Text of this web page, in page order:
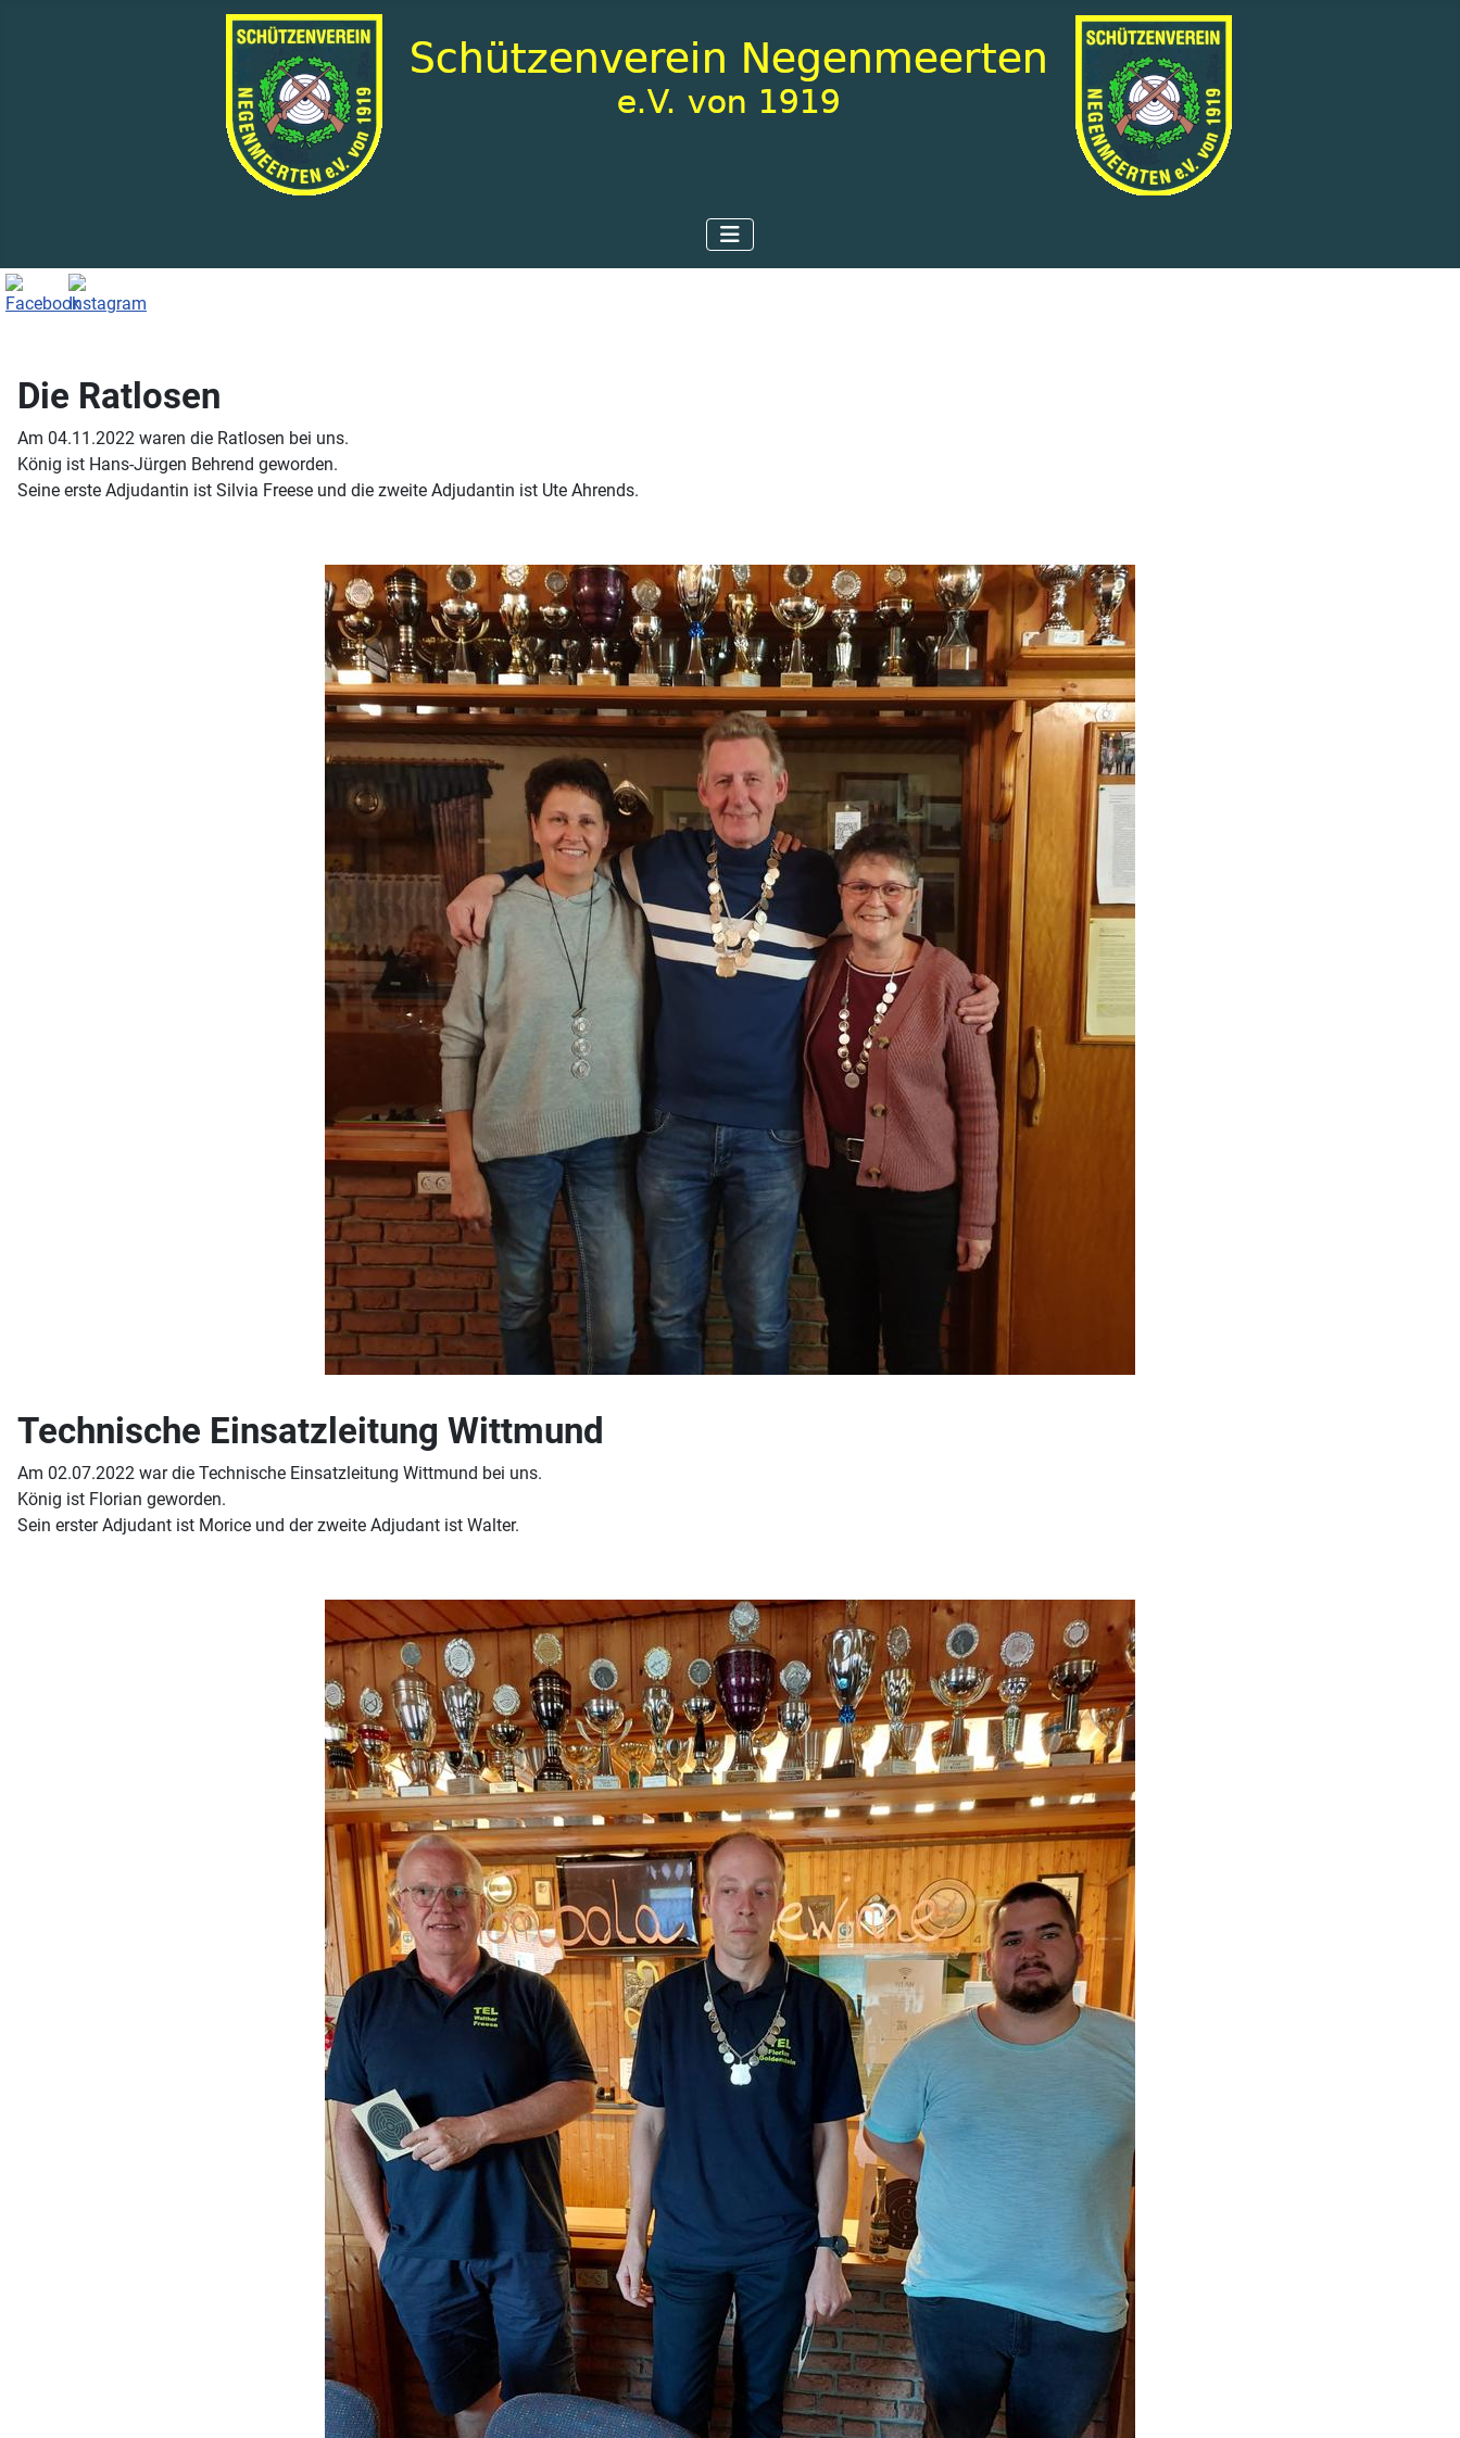
Die Ratlosen
Am 04.11.2022 waren die Ratlosen bei uns.
König ist Hans-Jürgen Behrend geworden.
Seine erste Adjudantin ist Silvia Freese und die zweite Adjudantin ist Ute Ahrends.
Technische Einsatzleitung Wittmund
Am 02.07.2022 war die Technische Einsatzleitung Wittmund bei uns.
König ist Florian geworden.
Sein erster Adjudant ist Morice und der zweite Adjudant ist Walter.